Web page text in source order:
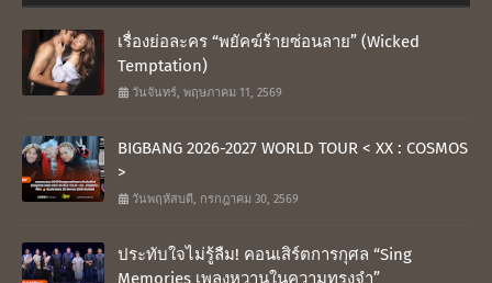
เรื่องย่อละคร “พยัคฆ์ร้ายซ่อนลาย” (Wicked
Temptation)
วันจันทร์, พฤษภาคม 11, 2569
BIGBANG 2026-2027 WORLD TOUR < XX : COSMOS
>
วันพฤหัสบดี, กรกฎาคม 30, 2569
ประทับใจไม่รู้ลืม! คอนเสิร์ตการกุศล “Sing
Memories เพลงหวานในความทรงจำ”